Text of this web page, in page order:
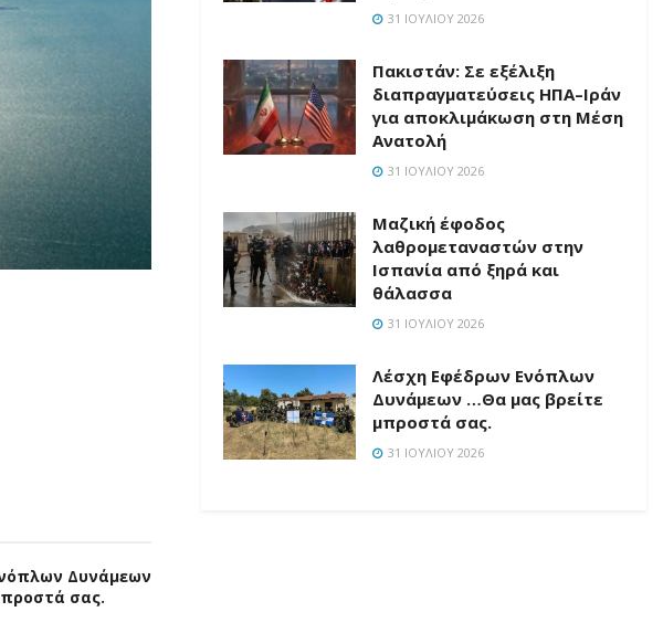
Δυνάμεων
σας.
31 ΙΟΥΛΊΟΥ 2026
Πακιστάν: Σε εξέλιξη
διαπραγματεύσεις ΗΠΑ–Ιράν
για αποκλιμάκωση στη Μέση
Ανατολή
31 ΙΟΥΛΊΟΥ 2026
Μαζική έφοδος
λαθρομεταναστών στην
Ισπανία από ξηρά και
θάλασσα
31 ΙΟΥΛΊΟΥ 2026
Λέσχη Εφέδρων Ενόπλων
Δυνάμεων …Θα μας βρείτε
μπροστά σας.
31 ΙΟΥΛΊΟΥ 2026